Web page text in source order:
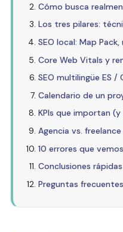
Cómo busca
Los tres pilares:
SEO local: Map Pack,
Core Web Vitals y
SEO multilingüe ES /
Calendario de un
KPIs que importan
Agencia vs.
10 errores que
Conclusiones rápidas
Preguntas frecuentes